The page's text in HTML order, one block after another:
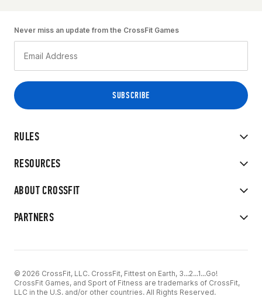
RULES
RESOURCES
ABOUT CROSSFIT
PARTNERS
Never miss an update from the CrossFit Games
© 2026 CrossFit, LLC. CrossFit, Fittest on Earth, 3...2...1...Go!
CrossFit Games, and Sport of Fitness are trademarks of CrossFit,
LLC in the U.S. and/or other countries. All Rights Reserved.